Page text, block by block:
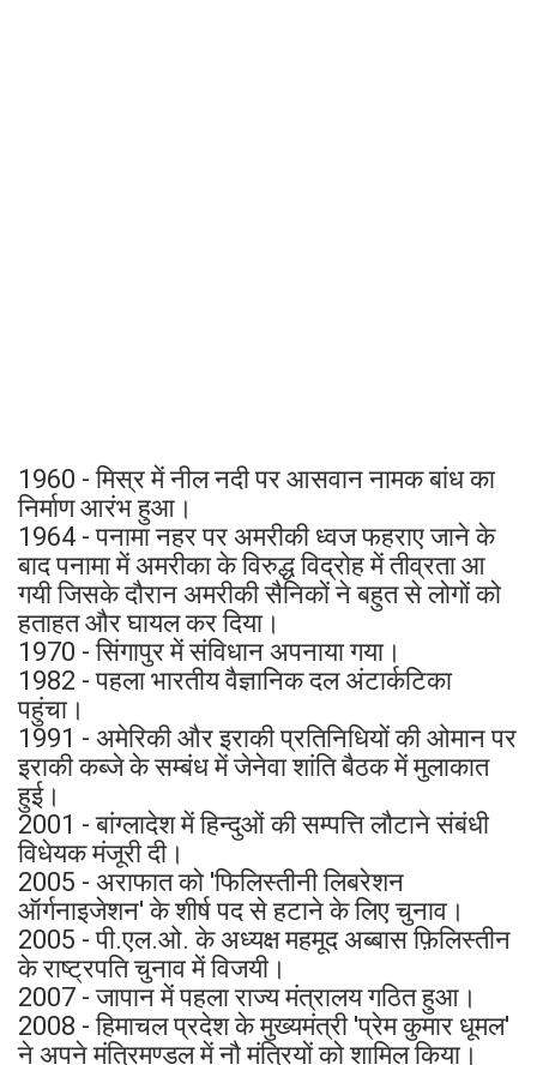
1960 - मिस्र में नील नदी पर आसवान नामक बांध का
निर्माण आरंभ हुआ।
1964 - पनामा नहर पर अमरीकी ध्वज फहराए जाने के
बाद पनामा में अमरीका के विरुद्ध विद्रोह में तीव्रता आ
गयी जिसके दौरान अमरीकी सैनिकों ने बहुत से लोगों को
हताहत और घायल कर दिया।
1970 - सिंगापुर में संविधान अपनाया गया।
1982 - पहला भारतीय वैज्ञानिक दल अंटार्कटिका
पहुंचा।
1991 - अमेरिकी और इराकी प्रतिनिधियों की ओमान पर
इराकी कब्जे के सम्बंध में जेनेवा शांति बैठक में मुलाकात
हुई।
2001 - बांग्लादेश में हिन्दुओं की सम्पत्ति लौटाने संबंधी
विधेयक मंजूरी दी।
2005 - अराफात को 'फिलिस्तीनी लिबरेशन
ऑर्गनाइजेशन' के शीर्ष पद से हटाने के लिए चुनाव।
2005 - पी.एल.ओ. के अध्यक्ष महमूद अब्बास फ़िलिस्तीन
के राष्ट्रपति चुनाव में विजयी।
2007 - जापान में पहला राज्य मंत्रालय गठित हुआ।
2008 - हिमाचल प्रदेश के मुख्यमंत्री 'प्रेम कुमार धूमल'
ने अपने मंत्रिमण्डल में नौ मंत्रियों को शामिल किया।